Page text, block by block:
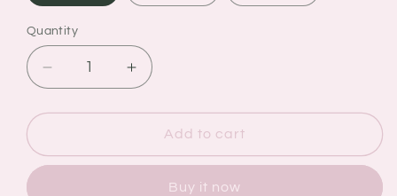
Quantity
Quantity
Decrease
quantity
for
奧
Increase
quantity
for
ALBION
奧
Add to cart
Buy it now